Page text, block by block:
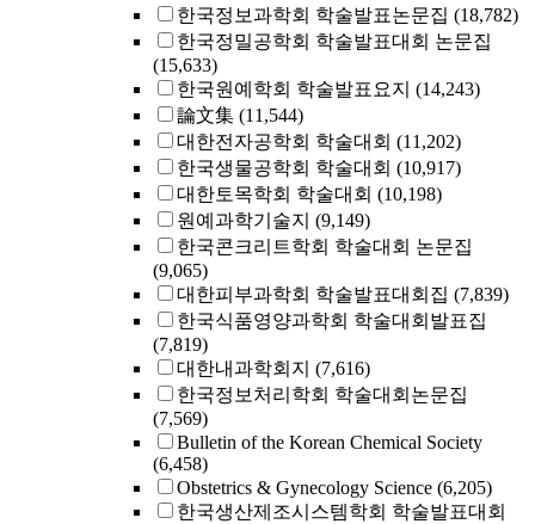
한국정보과학회 학술발표논문집 (18,782)
한국정밀공학회 학술발표대회 논문집
(15,633)
한국원예학회 학술발표요지 (14,243)
論文集 (11,544)
대한전자공학회 학술대회 (11,202)
한국생물공학회 학술대회 (10,917)
대한토목학회 학술대회 (10,198)
원예과학기술지 (9,149)
한국콘크리트학회 학술대회 논문집
(9,065)
대한피부과학회 학술발표대회집 (7,839)
한국식품영양과학회 학술대회발표집
(7,819)
대한내과학회지 (7,616)
한국정보처리학회 학술대회논문집
(7,569)
Bulletin of the Korean Chemical Society
(6,458)
Obstetrics & Gynecology Science (6,205)
한국생산제조시스템학회 학술발표대회